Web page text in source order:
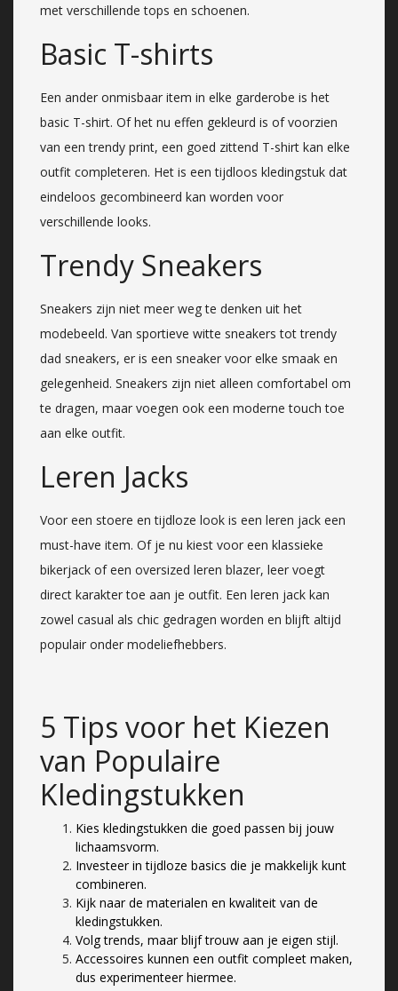
met verschillende tops en schoenen.
Basic T-shirts
Een ander onmisbaar item in elke garderobe is het
basic T-shirt. Of het nu effen gekleurd is of voorzien
van een trendy print, een goed zittend T-shirt kan elke
outfit completeren. Het is een tijdloos kledingstuk dat
eindeloos gecombineerd kan worden voor
verschillende looks.
Trendy Sneakers
Sneakers zijn niet meer weg te denken uit het
modebeeld. Van sportieve witte sneakers tot trendy
dad sneakers, er is een sneaker voor elke smaak en
gelegenheid. Sneakers zijn niet alleen comfortabel om
te dragen, maar voegen ook een moderne touch toe
aan elke outfit.
Leren Jacks
Voor een stoere en tijdloze look is een leren jack een
must-have item. Of je nu kiest voor een klassieke
bikerjack of een oversized leren blazer, leer voegt
direct karakter toe aan je outfit. Een leren jack kan
zowel casual als chic gedragen worden en blijft altijd
populair onder modeliefhebbers.
5 Tips voor het Kiezen
van Populaire
Kledingstukken
Kies kledingstukken die goed passen bij jouw
lichaamsvorm.
Investeer in tijdloze basics die je makkelijk kunt
combineren.
Kijk naar de materialen en kwaliteit van de
kledingstukken.
Volg trends, maar blijf trouw aan je eigen stijl.
Accessoires kunnen een outfit compleet maken,
dus experimenteer hiermee.